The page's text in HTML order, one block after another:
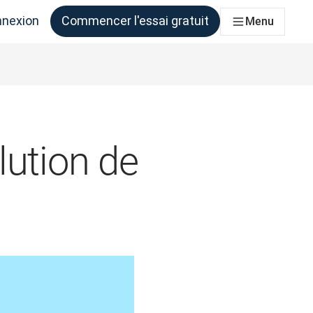
Commencer l'essai gratuit Menu
de